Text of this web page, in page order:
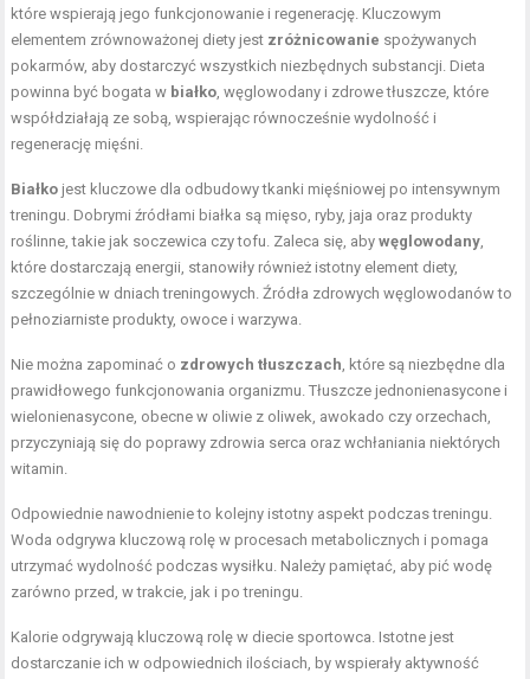
które wspierają jego funkcjonowanie i regenerację. Kluczowym
elementem zrównoważonej diety jest zróżnicowanie spożywanych
pokarmów, aby dostarczyć wszystkich niezbędnych substancji. Dieta
powinna być bogata w białko, węglowodany i zdrowe tłuszcze, które
współdziałają ze sobą, wspierając równocześnie wydolność i
regenerację mięśni.
Białko jest kluczowe dla odbudowy tkanki mięśniowej po intensywnym
treningu. Dobrymi źródłami białka są mięso, ryby, jaja oraz produkty
roślinne, takie jak soczewica czy tofu. Zaleca się, abywęglowodany,
które dostarczają energii, stanowiły również istotny element diety,
szczególnie w dniach treningowych. Źródła zdrowych węglowodanów to
pełnoziarniste produkty, owoce i warzywa.
Nie można zapominać o zdrowych tłuszczach, które są niezbędne dla
prawidłowego funkcjonowania organizmu. Tłuszcze jednonienasycone i
wielonienasycone, obecne w oliwie z oliwek, awokado czy orzechach,
przyczyniają się do poprawy zdrowia serca oraz wchłaniania niektórych
witamin.
Odpowiednie nawodnienie to kolejny istotny aspekt podczas treningu.
Woda odgrywa kluczową rolę w procesach metabolicznych i pomaga
utrzymać wydolność podczas wysiłku. Należy pamiętać, aby pić wodę
zarówno przed, w trakcie, jak i po treningu.
Kalorie odgrywają kluczową rolę w diecie sportowca. Istotne jest
dostarczanie ich w odpowiednich ilościach, by wspierały aktywność